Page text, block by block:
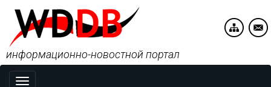
Toggle
информационно-новостной портал